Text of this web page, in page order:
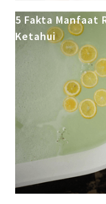
5 Fakta Manfaat
Ketahui